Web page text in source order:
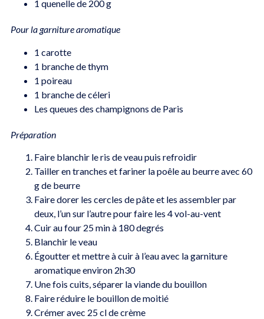
1 quenelle de 200 g
Pour la garniture aromatique
1 carotte
1 branche de thym
1 poireau
1 branche de céleri
Les queues des champignons de Paris
Préparation
Faire blanchir le ris de veau puis refroidir
Tailler en tranches et fariner la poêle au beurre avec 60
g de beurre
Faire dorer les cercles de pâte et les assembler par
deux, l’un sur l’autre pour faire les 4 vol-au-vent
Cuir au four 25 min à 180 degrés
Blanchir le veau
Égoutter et mettre à cuir à l’eau avec la garniture
aromatique environ 2h30
Une fois cuits, séparer la viande du bouillon
Faire réduire le bouillon de moitié
Crémer avec 25 cl de crème